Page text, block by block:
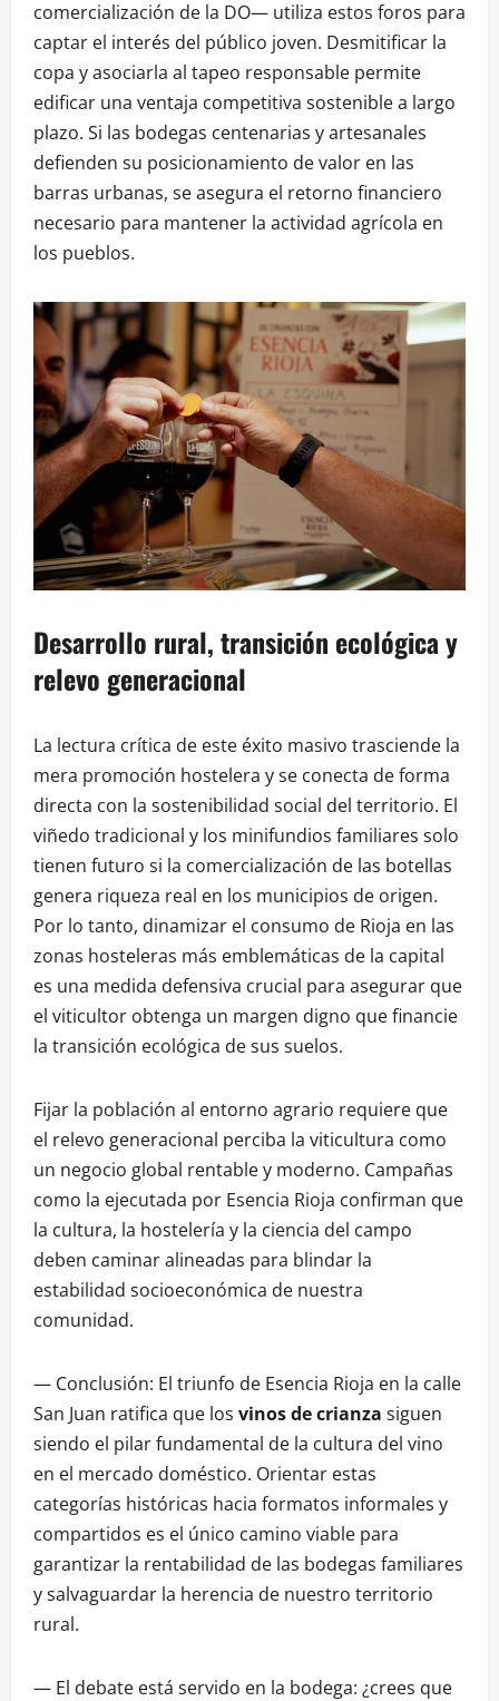
comercialización de la DO— utiliza estos foros para
captar el interés del público joven. Desmitificar la
copa y asociarla al tapeo responsable permite
edificar una ventaja competitiva sostenible a largo
plazo. Si las bodegas centenarias y artesanales
defienden su posicionamiento de valor en las
barras urbanas, se asegura el retorno financiero
necesario para mantener la actividad agrícola en
los pueblos.
Desarrollo rural, transición ecológica y
relevo generacional
La lectura crítica de este éxito masivo trasciende la
mera promoción hostelera y se conecta de forma
directa con la sostenibilidad social del territorio. El
viñedo tradicional y los minifundios familiares solo
tienen futuro si la comercialización de las botellas
genera riqueza real en los municipios de origen.
Por lo tanto, dinamizar el consumo de Rioja en las
zonas hosteleras más emblemáticas de la capital
es una medida defensiva crucial para asegurar que
el viticultor obtenga un margen digno que financie
la transición ecológica de sus suelos.
Fijar la población al entorno agrario requiere que
el relevo generacional perciba la viticultura como
un negocio global rentable y moderno. Campañas
como la ejecutada por Esencia Rioja confirman que
la cultura, la hostelería y la ciencia del campo
deben caminar alineadas para blindar la
estabilidad socioeconómica de nuestra
comunidad.
— Conclusión: El triunfo de Esencia Rioja en la calle
San Juan ratifica que los vinos de crianza siguen
siendo el pilar fundamental de la cultura del vino
en el mercado doméstico. Orientar estas
categorías históricas hacia formatos informales y
compartidos es el único camino viable para
garantizar la rentabilidad de las bodegas familiares
y salvaguardar la herencia de nuestro territorio
rural.
— El debate está servido en la bodega: ¿crees que